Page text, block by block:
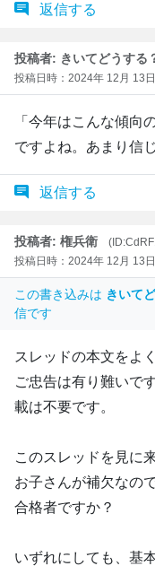
返信する
投稿者: きいてどうする
投稿日時：2024年 12月 13
「今年はこんな傾向
ですよね。あまり信
返信する
投稿者: 権兵衛
投稿日時：2024年 12月 13
この書き込みは きいて
信です
スレッドの本文をよ
ご忠告は有り難いで
載は不要です。
このスレッドを見に
お子さんが補欠なの
合格者ですか？
いずれにしても、基